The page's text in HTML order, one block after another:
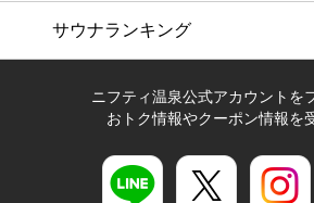
サウナランキング
ニフティ温泉公式アカウントを
おトク情報やクーポン情報を